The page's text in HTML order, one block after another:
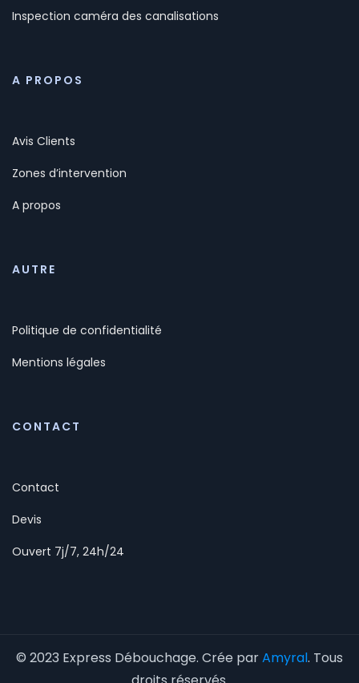
Inspection caméra des canalisations
A PROPOS
Avis Clients
Zones d’intervention
A propos
AUTRE
Politique de confidentialité
Mentions légales
CONTACT
Contact
Devis
Ouvert 7j/7, 24h/24
© 2023 Express Débouchage. Crée parAmyral. Tous